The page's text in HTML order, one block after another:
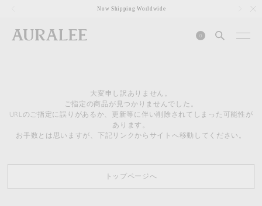
Now Shipping Worldwide
0
大変申し訳ありません。
ご指定の商品が見つかりませんでした。
URLのご指定に誤りがあるか、更新等に伴い削除されてしまった可能性が
あります。
お手数とは思いますが、下記リンクからサイトへ移動してください。
トップページへ